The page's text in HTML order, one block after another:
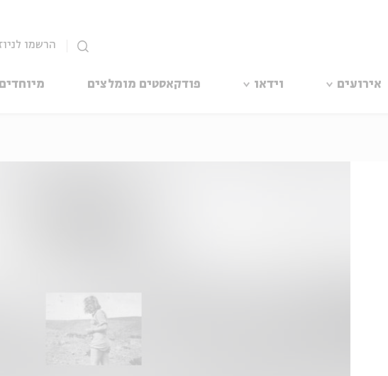
הרשמו
אירועים וידאו פודקאסטים מומלצים מיוחדים